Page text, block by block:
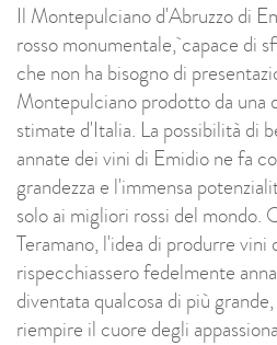
Il Montepulciano d'Abruzzo di
rosso monumentale, capace di
che non ha bisogno di
Montepulciano prodotto da una
stimate d'Italia. La possibilità di
annate dei vini di Emidio ne fa
grandezza e l'immensa
solo ai migliori rossi del mondo.
Teramano, l'idea di produrre vini
rispecchiassero fedelmente
diventata qualcosa di più
riempire il cuore degli